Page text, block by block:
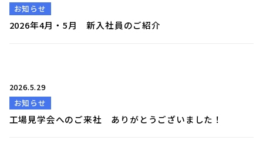
お知らせ
2026年4月・5月 新入社員のご紹介
2026.5.29
お知らせ
工場見学会へのご来社 ありがとうございました！